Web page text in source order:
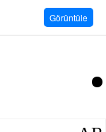
Görüntüle